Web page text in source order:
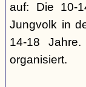
auf: Die 10-
Jungvolk in
14-18
organisiert.